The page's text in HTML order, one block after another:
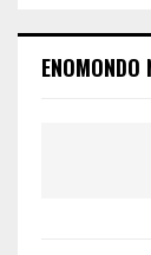
ENOMONDO